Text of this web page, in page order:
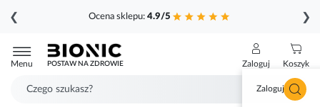
Ocena sklepu: 4.9/5
❮ ❯
do
treści
Menu POSTAW NA ZDROWIE Zaloguj
Zaloguj się
Koszyk